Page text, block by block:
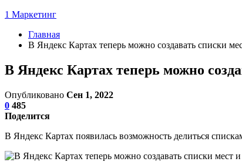
1 Маркетинг
Главная
В Яндекс Картах теперь можно создавать списки
В Яндекс Картах теперь можно
Опубликовано Сен 1, 2022
0 485
Поделится
В Яндекс Картах появилась возможность делиться